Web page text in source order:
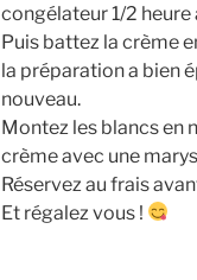
congélateur 1/2 heure
Puis battez la crème
la préparation a bien
nouveau.
Montez les blancs en
crème avec une
Réservez au frais
Et régalez vous !